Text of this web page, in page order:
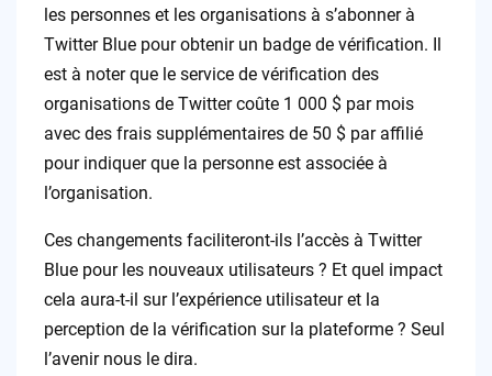
les personnes et les organisations à s’abonner à
Twitter Blue pour obtenir un badge de vérification. Il
est à noter que le service de vérification des
organisations de Twitter coûte 1 000 $ par mois
avec des frais supplémentaires de 50 $ par affilié
pour indiquer que la personne est associée à
l’organisation.
Ces changements faciliteront-ils l’accès à Twitter
Blue pour les nouveaux utilisateurs ? Et quel impact
cela aura-t-il sur l’expérience utilisateur et la
perception de la vérification sur la plateforme ? Seul
l’avenir nous le dira.